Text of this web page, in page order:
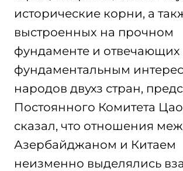
исторические корни, а
выстроенных на прочном
фундаменте и отвечающих
фундаментальным
народов двухз стран,
Постоянного Комитета
сказал, что отношения
Азербайджаном и Китаем
неизменно выделялись